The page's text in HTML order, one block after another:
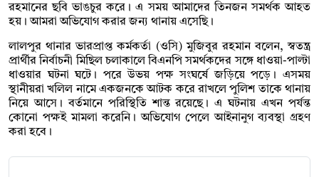
রহমানের ছবি ভাঙচুর করে। এ সময় আমাদের তিনজন সমর্থক আহত
হয়। আমরা অভিযোগ করার জন্য থানায় এসেছি।
লালপুর থানার ভারপ্রাপ্ত কর্মকর্তা (ওসি) মুজিবুর রহমান বলেন, স্বতন্ত্র
প্রার্থীর নির্বাচনী মিছিল চলাকালে বিএনপি সমর্থকদের সঙ্গে ধাওয়া-পাল্টা
ধাওয়ার ঘটনা ঘটে। পরে উভয় পক্ষ সংঘর্ষে জড়িয়ে পড়ে। এসময়
স্থানীয়রা খলিল নামে একজনকে আটক করে রাখলে পুলিশ তাকে থানায়
নিয়ে আসে। বর্তমানে পরিস্থিতি শান্ত রয়েছে। এ ঘটনায় এখন পর্যন্ত
কোনো পক্ষই মামলা করেনি। অভিযোগ পেলে আইনানুগ ব্যবস্থা গ্রহণ
করা হবে।